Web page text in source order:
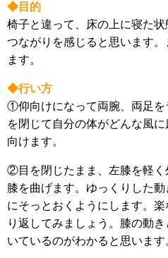
◆目的
椅子と違って、床の上に寝た
つながりを感じると思います
ます。
◆行い方
①仰向けになって両腕、両足を
を閉じて自分の体がどんな風
向けます。
②目を閉じたまま、左膝を軽く
膝を曲げます。ゆっくりした
にそっとおくようにします。
り返してみましょう。膝の動
いているのがわかると思います